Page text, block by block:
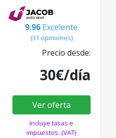
9.96 Excelente
(31 opiniones)
Precio desde:
30€/día
Ver oferta
Incluye tasas e
impuestos. (VAT)